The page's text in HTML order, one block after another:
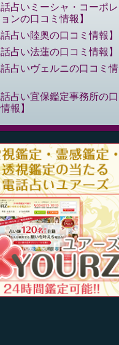
占いミーシャ・コーポレ
ンの口コミ情報
占い陸奥の口コミ情報
占い法蓮の口コミ情報
占いヴェルニの口コミ情
占い宜保鑑定事務所の口
報